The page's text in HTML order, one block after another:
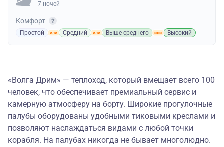
7 ночей
Комфорт
Простой Средний Выше среднего Высокий
«Волга Дрим» — теплоход, который вмещает всего 100
человек, что обеспечивает премиальный сервис и
камерную атмосферу на борту. Широкие прогулочные
палубы оборудованы удобными тиковыми креслами и
позволяют наслаждаться видами с любой точки
корабля. На палубах никогда не бывает многолюдно.